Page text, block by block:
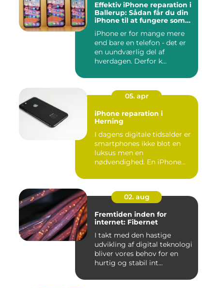
Effektiv iPhone reparation i
Ballerup: Sådan får du din
iPhone til at fungere som
iPhone er for mange mere
end bare en telefon - det er
en uundværlig del af
hverdagen. Derfor k...
05. apr
iPhone reparation i
Herning
I dagens digitale tidsalder er
smartphones ikke blot en
luksus men en
nødvendighed. En iPhone...
02. aug
Fremtiden inden for
internet: Fibernet
I takt med den hastige
udvikling af digital teknologi
bliver vores behov for en
hurtig og stabil int...